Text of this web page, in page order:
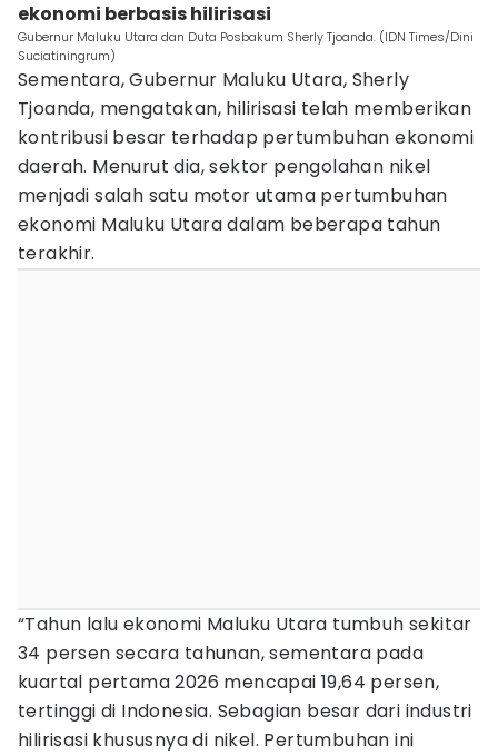
ekonomi berbasis hilirisasi
Gubernur Maluku Utara dan Duta Posbakum Sherly Tjoanda. (IDN Times/Dini
Suciatiningrum)
Sementara, Gubernur Maluku Utara, Sherly
Tjoanda, mengatakan, hilirisasi telah memberikan
kontribusi besar terhadap pertumbuhan ekonomi
daerah. Menurut dia, sektor pengolahan nikel
menjadi salah satu motor utama pertumbuhan
ekonomi Maluku Utara dalam beberapa tahun
terakhir.
“Tahun lalu ekonomi Maluku Utara tumbuh sekitar
34 persen secara tahunan, sementara pada
kuartal pertama 2026 mencapai 19,64 persen,
tertinggi di Indonesia. Sebagian besar dari industri
hilirisasi khususnya di nikel. Pertumbuhan ini